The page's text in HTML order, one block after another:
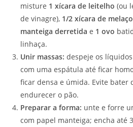
misture 1 xícara de leitelho (ou
de vinagre), 1/2 xícara de melaço
manteiga derretida e 1 ovo
linhaça.
Unir massas: despeje os
com uma espátula até ficar
ficar densa e úmida. Evite bater
endurecer o pão.
Preparar a forma: unte e forre
com papel manteiga; encha até